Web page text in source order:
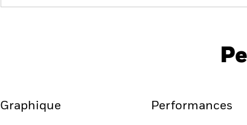
Key
Graphique Performances